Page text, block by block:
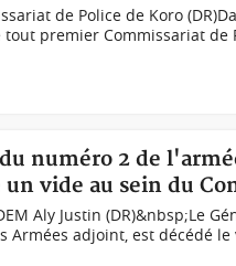
de Police de Koro
premier Commissariat de
numéro 2 de
un vide au sein du
Aly Justin (DR)&nbsp;Le
Armées adjoint, est décédé